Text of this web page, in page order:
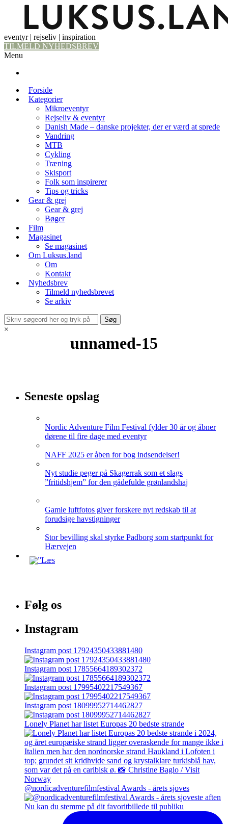
eventyr | rejseliv | inspiration
TILMELD NYHEDSBREV
Menu
Forside
Kategorier
Mikroeventyr
Rejseliv & eventyr
Danish Made – danske projekter, der er værd at sprede
Vandring
MTB
Cykling
Træning
Skisport
Folk som inspirerer
Tips og tricks
Gear & grej
Gear & grej
Bøger
Film
Magasinet
Se magasinet
Om Luksus.land
Om
Kontakt
Nyhedsbrev
Tilmeld nyhedsbrevet
Se arkiv
×
unnamed-15
Seneste opslag
Nordic Adventure Film Festival fylder 30 år og åbner
dørene til fire dage med eventyr
NAFF 2025 er åben for bog indsendelser!
Nyt studie peger på Skagerrak som et slags
”fritidshjem” for den gådefulde grønlandshaj
Gamle luftfotos giver forskere nyt redskab til at
forudsige havstigninger
Stor bevilling skal styrke Padborg som startpunkt for
Hærvejen
Følg os
Instagram
Instagram post 17924350433881480
Instagram post 17855664189302372
Instagram post 17995402217549367
Instagram post 18099952714462827
Lonely Planet har listet Europas 20 bedste strande
@nordicadventurefilmfestival Awards - årets sjoves
Nu kan du stemme på dit favoritbillede til publiku